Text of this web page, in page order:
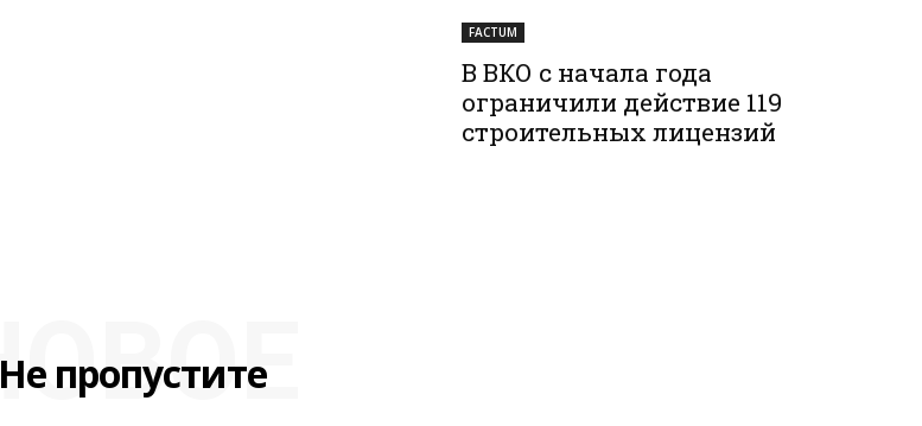
FACTUM
В ВКО с начала года
ограничили действие 119
строительных лицензий
Не пропустите
НОВОЕ